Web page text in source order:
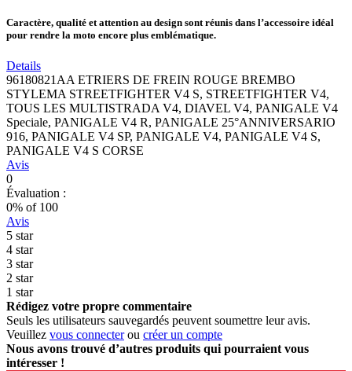
Caractère, qualité et attention au design sont réunis dans l’accessoire idéal
pour rendre la moto encore plus emblématique.
Details
96180821AA ETRIERS DE FREIN ROUGE BREMBO
STYLEMA STREETFIGHTER V4 S, STREETFIGHTER V4,
TOUS LES MULTISTRADA V4, DIAVEL V4, PANIGALE V4
Speciale, PANIGALE V4 R, PANIGALE 25°ANNIVERSARIO
916, PANIGALE V4 SP, PANIGALE V4, PANIGALE V4 S,
PANIGALE V4 S CORSE
Avis
0
Évaluation :
0% of 100
Avis
5 star
4 star
3 star
2 star
1 star
Rédigez votre propre commentaire
Seuls les utilisateurs sauvegardés peuvent soumettre leur avis.
Veuillez vous connecterou créer un compte
Nous avons trouvé d’autres produits qui pourraient vous
intéresser !